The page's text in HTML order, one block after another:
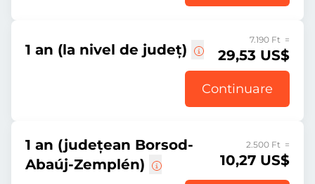
1 an (la nivel de județ)
7.190 Ft =
29,53 US$
Continuare
1 an (județean Borsod-
Abaúj-Zemplén)
2.500 Ft =
10,27 US$